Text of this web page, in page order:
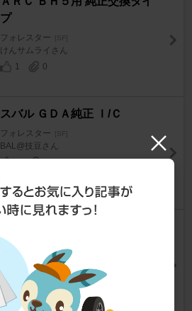
プ
フォレスター [SF]
けんサムライさん
1
0
スバル ＧＤＡ純正 Ｉ/Ｃ
フォレスター [SF]
BAL@技豆さん
んたークーラー
フォレスター [SF]
ヨコアキさん
4